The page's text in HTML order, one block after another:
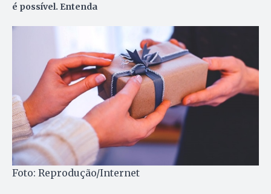
é possível. Entenda
Foto: Reprodução/Internet